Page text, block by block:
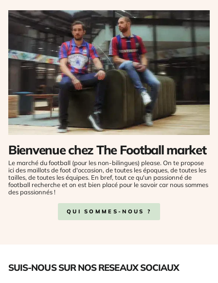
Bienvenue chez The Football market
Le marché du football (pour les non-bilingues) please. On te propose
ici des maillots de foot d'occasion, de toutes les époques, de toutes les
tailles, de toutes les équipes. En bref, tout ce qu'un passionné de
football recherche et on est bien placé pour le savoir car nous sommes
des passionnés !
QUI SOMMES-NOUS ?
SUIS-NOUS SUR NOS RESEAUX SOCIAUX